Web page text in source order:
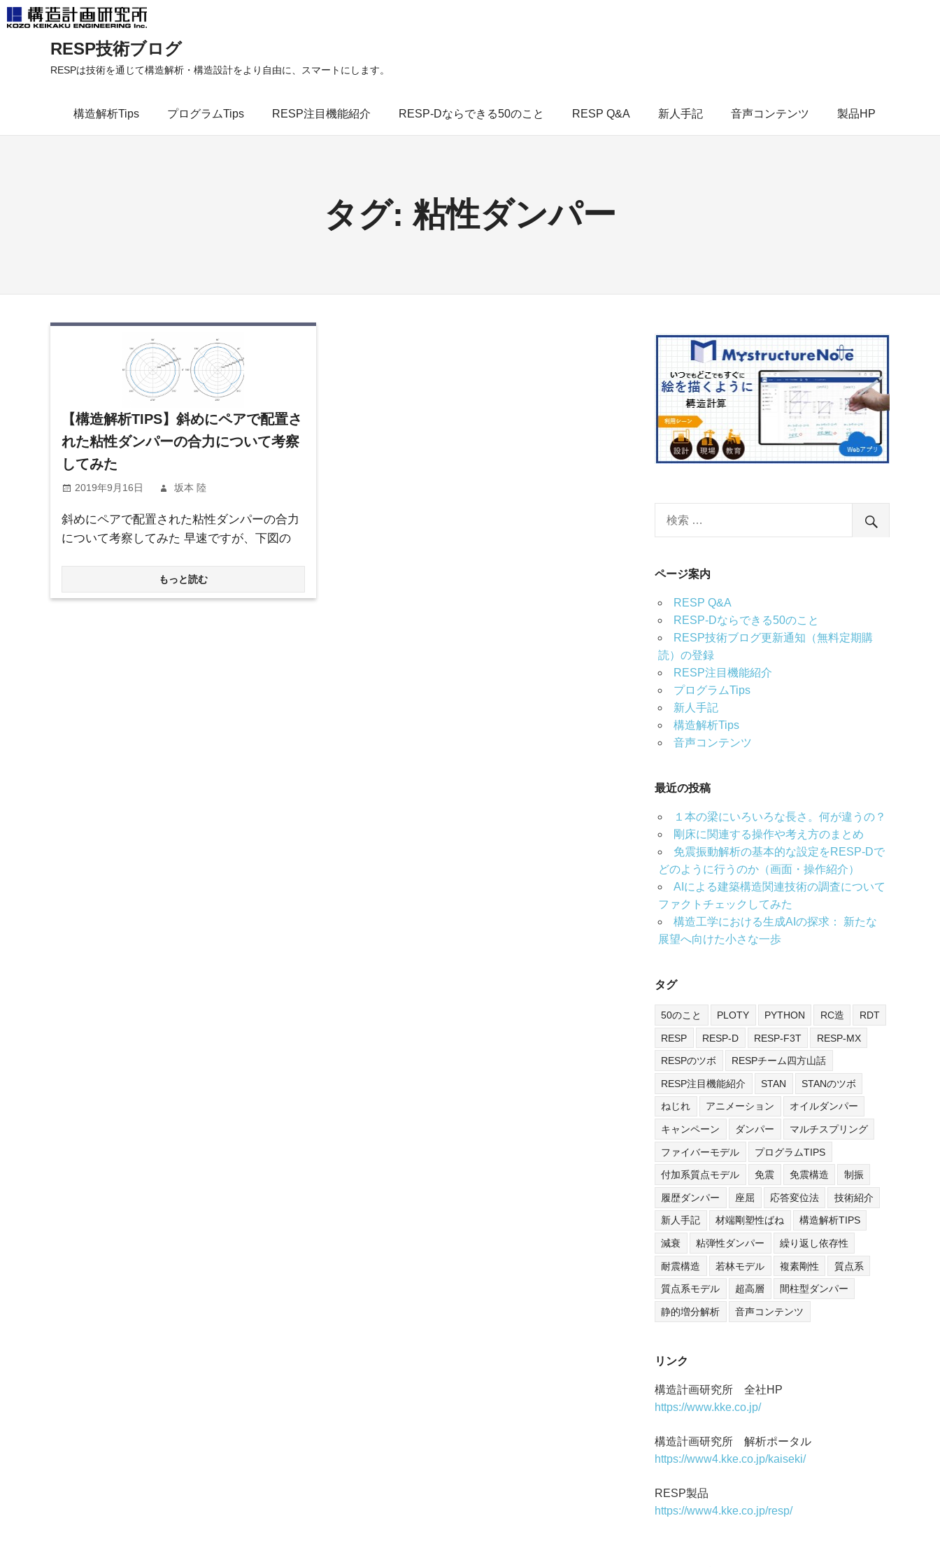
ス
RESP技術ブログ
RESPは技術を通じて構造解析・構造設計をより自由に、スマートにします。
構造解析Tips プログラムTips RESP注目機能紹介 RESP-Dならできる50のこと RESP Q&A 新人手記 音声コンテンツ 製品HP
タグ:粘性ダンパー
【構造解析TIPS】斜めにペアで配置さ
れた粘性ダンパーの合力について考察
してみた
2019年9月16日 坂本 陸
斜めにペアで配置された粘性ダンパーの合力
について考察してみた 早速ですが、下図の
もっと読む ページ案内
RESP Q&A
RESP-Dならできる50のこと
RESP技術ブログ更新通知（無料定期購
読）の登録
RESP注目機能紹介
プログラムTips
新人手記
構造解析Tips
音声コンテンツ
最近の投稿
１本の梁にいろいろな長さ。何が違うの？
剛床に関連する操作や考え方のまとめ
免震振動解析の基本的な設定をRESP-Dで
どのように行うのか（画面・操作紹介）
AIによる建築構造関連技術の調査について
ファクトチェックしてみた
構造工学における生成AIの探求： 新たな
展望へ向けた小さな一歩
タグ
50のこと PLOTY PYTHON RC造 RDT
RESP RESP-D RESP-F3T RESP-MX
RESPのツボ RESPチーム四方山話
RESP注目機能紹介 STAN STANのツボ
ねじれ アニメーション オイルダンパー
キャンペーン ダンパー マルチスプリング
ファイバーモデル プログラムTIPS
付加系質点モデル 免震 免震構造 制振
履歴ダンパー 座屈 応答変位法 技術紹介
新人手記 材端剛塑性ばね 構造解析TIPS
減衰 粘弾性ダンパー 繰り返し依存性
耐震構造 若林モデル 複素剛性 質点系
質点系モデル 超高層 間柱型ダンパー
静的増分解析 音声コンテンツ
リンク
構造計画研究所 全社HP
https://www.kke.co.jp/
構造計画研究所 解析ポータル
https://www4.kke.co.jp/kaiseki/
RESP製品
https://www4.kke.co.jp/resp/